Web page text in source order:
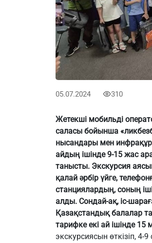
05.07.2024 310
Жетекші мобильді
саласы бойынша
нысандары мен
айдың ішінде 9-15 жас
танысты. Экскурсия
қалай әрбір үйге,
станциялардың, соның
алды. Сондай-ақ, іс-
Қазақстандық балалар
тарифке екі ай ішінде
экскурсиясын өткізіп,